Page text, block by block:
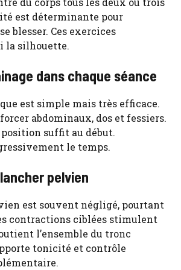
est déterminante pour
blesser. Ces exercices
la silhouette.
dans chaque séance
est simple mais très efficace.
abdominaux, dos et fessiers.
suffit au début.
le temps.
pelvien
est souvent négligé, pourtant
contractions ciblées stimulent
l’ensemble du tronc
tonicité et contrôle